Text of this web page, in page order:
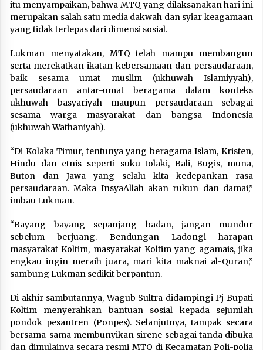
itu menyampaikan, bahwa MTQ yang dilaksanakan hari ini
merupakan salah satu media dakwah dan syiar keagamaan
yang tidak terlepas dari dimensi sosial.
Lukman menyatakan, MTQ telah mampu membangun
serta merekatkan ikatan kebersamaan dan persaudaraan,
baik sesama umat muslim (ukhuwah Islamiyyah),
persaudaraan antar-umat beragama dalam konteks
ukhuwah basyariyah maupun persaudaraan sebagai
sesama warga masyarakat dan bangsa Indonesia
(ukhuwah Wathaniyah).
“Di Kolaka Timur, tentunya yang beragama Islam, Kristen,
Hindu dan etnis seperti suku tolaki, Bali, Bugis, muna,
Buton dan Jawa yang selalu kita kedepankan rasa
persaudaraan. Maka InsyaAllah akan rukun dan damai,”
imbau Lukman.
“Bayang bayang sepanjang badan, jangan mundur
sebelum berjuang. Bendungan Ladongi harapan
masyarakat Koltim, masyarakat Koltim yang agamais, jika
engkau ingin meraih juara, mari kita maknai al-Quran,”
sambung Lukman sedikit berpantun.
Di akhir sambutannya, Wagub Sultra didampingi Pj Bupati
Koltim menyerahkan bantuan sosial kepada sejumlah
pondok pesantren (Ponpes). Selanjutnya, tampak secara
bersama-sama membunyikan sirene sebagai tanda dibuka
dan dimulainya secara resmi MTQ di Kecamatan Poli-polia